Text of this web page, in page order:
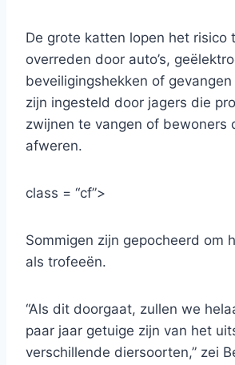
De grote katten lopen het risico
overreden door auto’s,
beveiligingshekken of
zijn ingesteld door jagers die
zwijnen te vangen of bewoners
afweren.
class = “cf”>
Sommigen zijn gepocheerd om
als trofeeën.
“Als dit doorgaat, zullen we
paar jaar getuige zijn van het
verschillende diersoorten,” zei